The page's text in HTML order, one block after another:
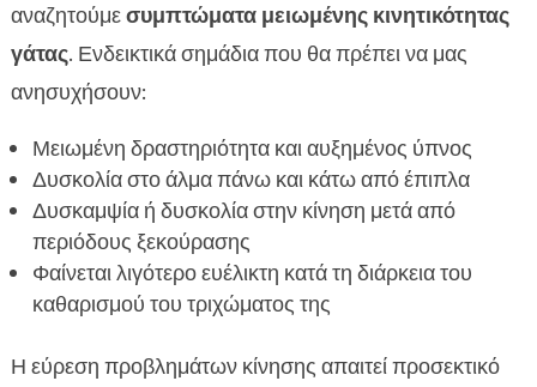
αναζητούμεσυμπτώματα μειωμένης κινητικότητας
γάτας. Ενδεικτικά σημάδια που θα πρέπει να μας
ανησυχήσουν:
Μειωμένη δραστηριότητα και αυξημένος ύπνος
Δυσκολία στο άλμα πάνω και κάτω από έπιπλα
Δυσκαμψία ή δυσκολία στην κίνηση μετά από
περιόδους ξεκούρασης
Φαίνεται λιγότερο ευέλικτη κατά τη διάρκεια του
καθαρισμού του τριχώματος της
Η εύρεση προβλημάτων κίνησης απαιτεί προσεκτικό